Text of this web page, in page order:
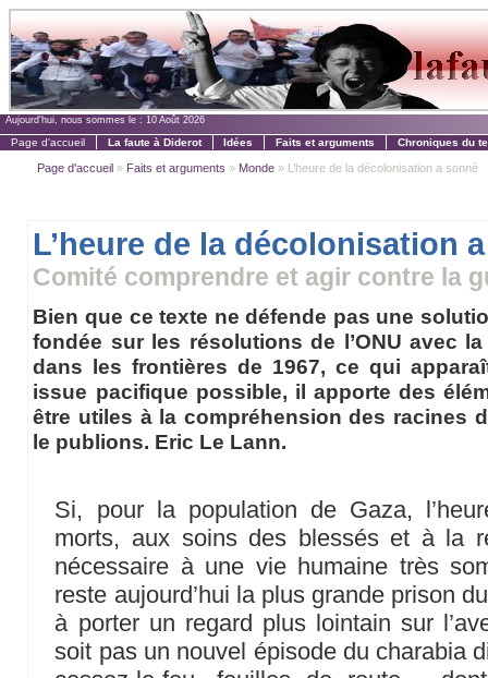
Aujourd'hui, nous sommes le : 10 Août 2026
Page d'accueil La faute à Diderot Idées Faits et arguments Chroniques du
Page d'accueil » Faits et arguments » Monde » L’heure de la décolonisation a sonné
L’heure de la décolonisation
Comité comprendre et agir contre la
Bien que ce texte ne défende pas une
fondée sur les résolutions de l’ONU avec
dans les frontières de 1967, ce qui
issue pacifique possible, il apporte des
être utiles à la compréhension des racines
le publions. Eric Le Lann.
Si, pour la population de Gaza,
morts, aux soins des blessés et à la
nécessaire à une vie humaine très
reste aujourd’hui la plus grande prison
à porter un regard plus lointain sur
soit pas un nouvel épisode du charabia